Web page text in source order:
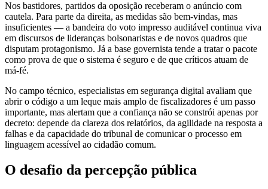
Nos bastidores, partidos da oposição receberam o anúncio com
cautela. Para parte da direita, as medidas são bem-vindas, mas
insuficientes — a bandeira do voto impresso auditável continua viva
em discursos de lideranças bolsonaristas e de novos quadros que
disputam protagonismo. Já a base governista tende a tratar o pacote
como prova de que o sistema é seguro e de que críticos atuam de
má-fé.
No campo técnico, especialistas em segurança digital avaliam que
abrir o código a um leque mais amplo de fiscalizadores é um passo
importante, mas alertam que a confiança não se constrói apenas por
decreto: depende da clareza dos relatórios, da agilidade na resposta a
falhas e da capacidade do tribunal de comunicar o processo em
linguagem acessível ao cidadão comum.
O desafio da percepção pública